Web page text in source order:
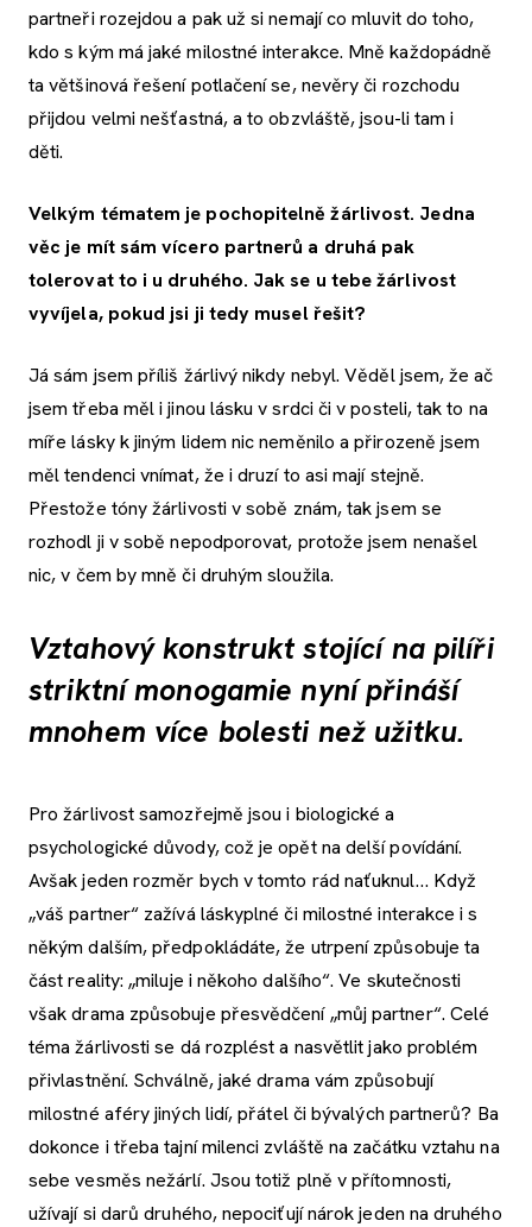
partneři rozejdou a pak už si nemají co mluvit do toho,
kdo s kým má jaké milostné interakce. Mně každopádně
ta většinová řešení potlačení se, nevěry či rozchodu
přijdou velmi nešťastná, a to obzvláště, jsou-li tam i
děti.
Velkým tématem je pochopitelně žárlivost. Jedna
věc je mít sám vícero partnerů a druhá pak
tolerovat to i u druhého. Jak se u tebe žárlivost
vyvíjela, pokud jsi ji tedy musel řešit?
Já sám jsem příliš žárlivý nikdy nebyl. Věděl jsem, že ač
jsem třeba měl i jinou lásku v srdci či v posteli, tak to na
míře lásky k jiným lidem nic neměnilo a přirozeně jsem
měl tendenci vnímat, že i druzí to asi mají stejně.
Přestože tóny žárlivosti v sobě znám, tak jsem se
rozhodl ji v sobě nepodporovat, protože jsem nenašel
nic, v čem by mně či druhým sloužila.
Vztahový konstrukt stojící na pilíři
striktní monogamie nyní přináší
mnohem více bolesti než užitku.
Pro žárlivost samozřejmě jsou i biologické a
psychologické důvody, což je opět na delší povídání.
Avšak jeden rozměr bych v tomto rád naťuknul… Když
„váš partner“ zažívá láskyplné či milostné interakce i s
někým dalším, předpokládáte, že utrpení způsobuje ta
část reality: „miluje i někoho dalšího“. Ve skutečnosti
však drama způsobuje přesvědčení „můj partner“. Celé
téma žárlivosti se dá rozplést a nasvětlit jako problém
přivlastnění. Schválně, jaké drama vám způsobují
milostné aféry jiných lidí, přátel či bývalých partnerů? Ba
dokonce i třeba tajní milenci zvláště na začátku vztahu na
sebe vesměs nežárlí. Jsou totiž plně v přítomnosti,
užívají si darů druhého, nepociťují nárok jeden na druhého